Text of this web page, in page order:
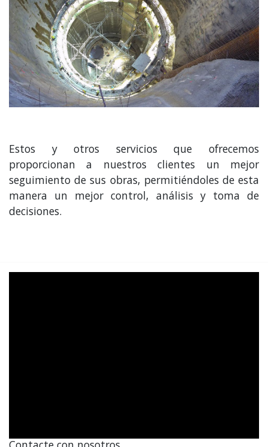
Estos y otros servicios que ofrecemos
proporcionan a nuestros clientes un mejor
seguimiento de sus obras, permitiéndoles de esta
manera un mejor control, análisis y toma de
decisiones.